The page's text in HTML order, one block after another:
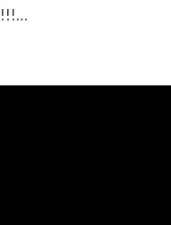
!!!…